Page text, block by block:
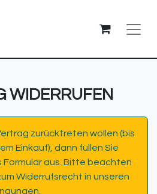
WIDERRUFEN
zurücktreten wollen (bis
Einkauf), dann füllen Sie
aus. Bitte beachten
Widerrufsrecht in unseren